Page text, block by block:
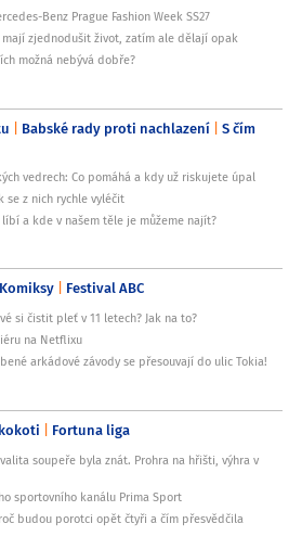
Benz Prague Fashion Week SS27
mají zjednodušit život, zatím ale dělají opak
možná nebývá dobře?
Babské rady proti nachlazení S čím
vedrech: Co pomáhá a kdy už riskujete úpal
se z nich rychle vyléčit
líbí a kde v našem těle je můžeme najít?
Komiksy Festival ABC
si čistit pleť v 11 letech? Jak na to?
na Netflixu
arkádové závody se přesouvají do ulic Tokia!
Fortuna liga
soupeře byla znát. Prohra na hřišti, výhra v
sportovního kanálu Prima Sport
budou porotci opět čtyři a čím přesvědčila